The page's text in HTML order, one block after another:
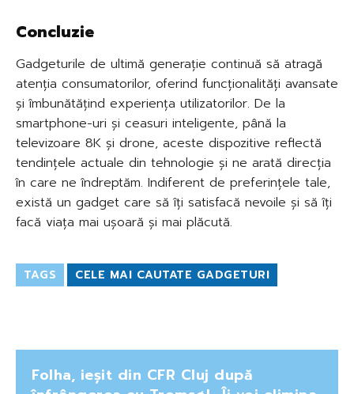
Concluzie
Gadgeturile de ultimă generație continuă să atragă
atenția consumatorilor, oferind funcționalități avansate
și îmbunătățind experiența utilizatorilor. De la
smartphone-uri și ceasuri inteligente, până la
televizoare 8K și drone, aceste dispozitive reflectă
tendințele actuale din tehnologie și ne arată direcția
în care ne îndreptăm. Indiferent de preferințele tale,
există un gadget care să îți satisfacă nevoile și să îți
facă viața mai ușoară și mai plăcută.
TAGS CELE MAI CAUTATE GADGETURI
Folha, ieșit din CFR Cluj după